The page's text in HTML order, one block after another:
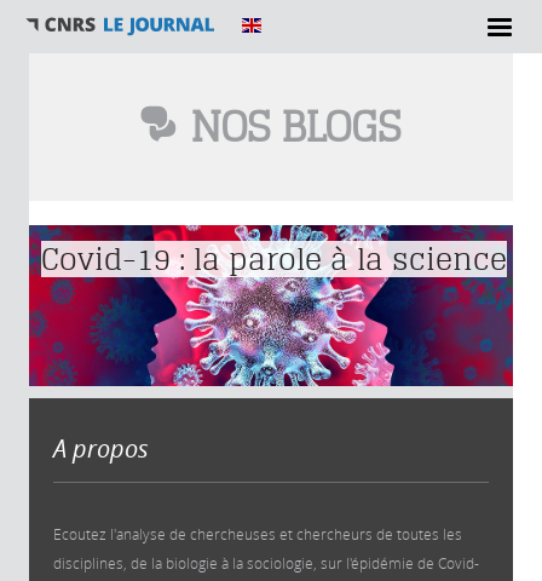
NOS BLOGS
Vous êtes ici
Covid-19 : la parole à la science
A propos
Ecoutez l'analyse de chercheuses et chercheurs de toutes les
disciplines, de la biologie à la sociologie, sur l'épidémie de Covid-